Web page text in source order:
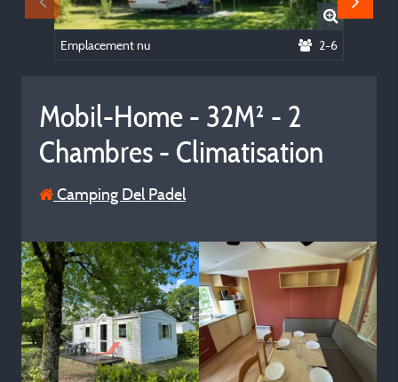
Emplacement nu 2-6
Mobil-Home - 32M² - 2
Chambres - Climatisation
Camping Del Padel